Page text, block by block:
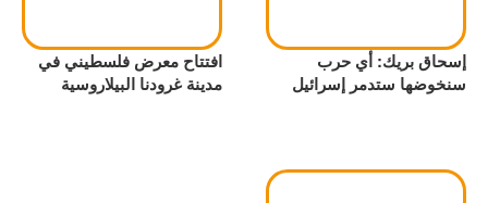
إسحاق بريك: أي حرب
سنخوضها ستدمر إسرائيل
افتتاح معرض فلسطيني في
مدينة غرودنا البيلاروسية